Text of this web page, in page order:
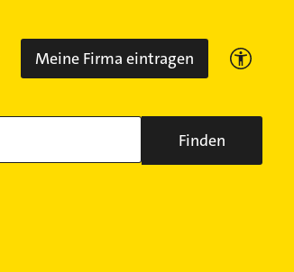
Meine Firma eintragen
Finden